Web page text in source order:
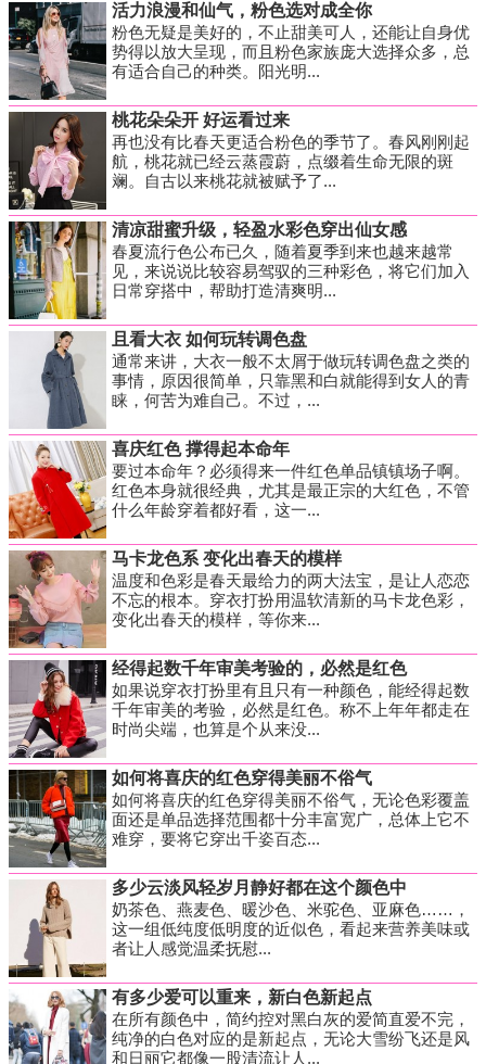
活力浪漫和仙气，粉色选对成全你
粉色无疑是美好的，不止甜美可人，还能让自身优
势得以放大呈现，而且粉色家族庞大选择众多，总
有适合自己的种类。阳光明...
桃花朵朵开 好运看过来
再也没有比春天更适合粉色的季节了。春风刚刚起
航，桃花就已经云蒸霞蔚，点缀着生命无限的斑
斓。自古以来桃花就被赋予了...
清凉甜蜜升级，轻盈水彩色穿出仙女感
春夏流行色公布已久，随着夏季到来也越来越常
见，来说说比较容易驾驭的三种彩色，将它们加入
日常穿搭中，帮助打造清爽明...
且看大衣 如何玩转调色盘
通常来讲，大衣一般不太屑于做玩转调色盘之类的
事情，原因很简单，只靠黑和白就能得到女人的青
睐，何苦为难自己。不过，...
喜庆红色 撑得起本命年
要过本命年？必须得来一件红色单品镇镇场子啊。
红色本身就很经典，尤其是最正宗的大红色，不管
什么年龄穿着都好看，这一...
马卡龙色系 变化出春天的模样
温度和色彩是春天最给力的两大法宝，是让人恋恋
不忘的根本。穿衣打扮用温软清新的马卡龙色彩，
变化出春天的模样，等你来...
经得起数千年审美考验的，必然是红色
如果说穿衣打扮里有且只有一种颜色，能经得起数
千年审美的考验，必然是红色。称不上年年都走在
时尚尖端，也算是个从来没...
如何将喜庆的红色穿得美丽不俗气
如何将喜庆的红色穿得美丽不俗气，无论色彩覆盖
面还是单品选择范围都十分丰富宽广，总体上它不
难穿，要将它穿出千姿百态...
多少云淡风轻岁月静好都在这个颜色中
奶茶色、燕麦色、暖沙色、米驼色、亚麻色……，
这一组低纯度低明度的近似色，看起来营养美味或
者让人感觉温柔抚慰...
有多少爱可以重来，新白色新起点
在所有颜色中，简约控对黑白灰的爱简直爱不完，
纯净的白色对应的是新起点，无论大雪纷飞还是风
和日丽它都像一股清流让人...